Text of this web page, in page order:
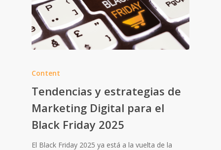
Content
Tendencias y estrategias de
Marketing Digital para el
Black Friday 2025
El Black Friday 2025 ya está a la vuelta de la